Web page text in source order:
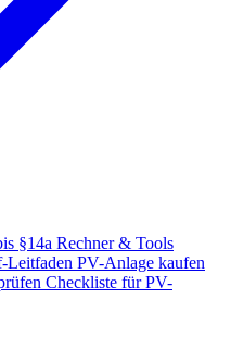
§14a Rechner & Tools
Leitfaden PV-Anlage kaufen
Checkliste für PV-